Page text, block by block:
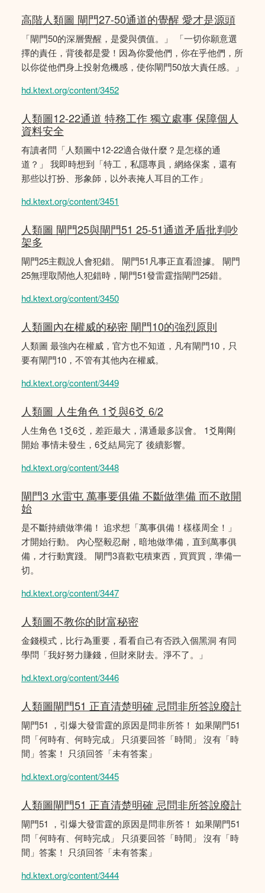
高階人類圖 閘門27-50通道的覺醒 愛才是源頭
「閘門50的深層覺醒，是愛與價值。」 「一切你願意選
擇的責任，背後都是愛！因為你愛他們，你在乎他們，所
以你從他們身上投射危機感，使你閘門50放大責任感。」
hd.ktext.org/content/3452
人類圖12-22通道 特務工作 獨立處事 保障個人
資料安全
有讀者問「人類圖中12-22適合做什麼？是怎樣的通
道？」 我即時想到「特工，私隱專員，網絡保案，還有
那些以打扮、形象師，以外表掩人耳目的工作」
hd.ktext.org/content/3451
人類圖 閘門25與閘門51 25-51通道矛盾批判吵
架多
閘門25主觀說人會犯錯。 閘門51凡事正直看證據。 閘門
25無理取鬧他人犯錯時，閘門51發雷霆指閘門25錯。
hd.ktext.org/content/3450
人類圖內在權威的秘密 閘門10的強烈原則
人類圖 最強內在權威，官方也不知道，凡有閘門10，只
要有閘門10，不管有其他內在權威。
hd.ktext.org/content/3449
人類圖 人生角色 1爻與6爻 6/2
人生角色 1爻6爻，差距最大，溝通最多誤會。 1爻剛剛
開始 事情未發生，6爻結局完了 後續影響。
hd.ktext.org/content/3448
閘門3 水雷屯 萬事要俱備 不斷做準備 而不敢開
始
是不斷持續做準備！ 追求想「萬事俱備！樣樣周全！」
才開始行動。 內心堅毅忍耐，暗地做準備，直到萬事俱
備，才行動實踐。 閘門3喜歡屯積東西，買買買，準備一
切。
hd.ktext.org/content/3447
人類圖不教你的財富秘密
金錢模式，比行為重要，看看自己有否跌入個黑洞 有同
學問「我好努力賺錢，但財來財去。淨不了。」
hd.ktext.org/content/3446
人類圖閘門51 正直清楚明確 忌問非所答說廢計
閘門51 ，引爆大發雷霆的原因是問非所答！ 如果閘門51
問「何時有、何時完成」 只須要回答「時間」 沒有「時
間」答案！ 只須回答「未有答案」
hd.ktext.org/content/3445
人類圖閘門51 正直清楚明確 忌問非所答說廢計
閘門51 ，引爆大發雷霆的原因是問非所答！ 如果閘門51
問「何時有、何時完成」 只須要回答「時間」 沒有「時
間」答案！ 只須回答「未有答案」
hd.ktext.org/content/3444